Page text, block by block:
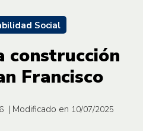
Social
construcción
Francisco
| Modificado en 10/07/2025